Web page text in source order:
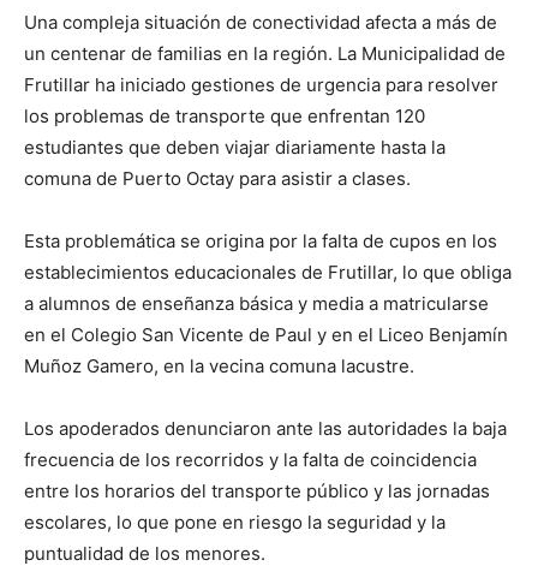
Una compleja situación de conectividad afecta a más de
un centenar de familias en la región. La Municipalidad de
Frutillar ha iniciado gestiones de urgencia para resolver
los problemas de transporte que enfrentan 120
estudiantes que deben viajar diariamente hasta la
comuna de Puerto Octay para asistir a clases.
Esta problemática se origina por la falta de cupos en los
establecimientos educacionales de Frutillar, lo que obliga
a alumnos de enseñanza básica y media a matricularse
en el Colegio San Vicente de Paul y en el Liceo Benjamín
Muñoz Gamero, en la vecina comuna lacustre.
Los apoderados denunciaron ante las autoridades la baja
frecuencia de los recorridos y la falta de coincidencia
entre los horarios del transporte público y las jornadas
escolares, lo que pone en riesgo la seguridad y la
puntualidad de los menores.